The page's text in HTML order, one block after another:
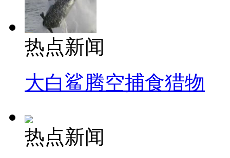
热点新闻
大白鲨腾空捕食猎物
热点新闻